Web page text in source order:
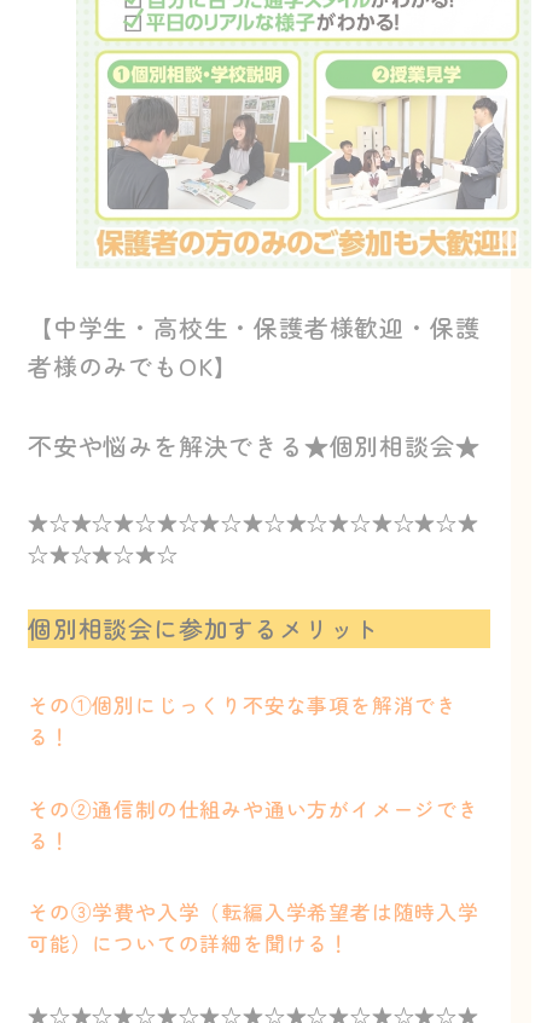
【中学生・高校生・保護者様歓迎・保護
者様のみでもOK】
不安や悩みを解決できる★個別相談会★
★☆★☆★☆★☆★☆★☆★☆★☆★☆★☆★
☆★☆★☆★☆
個別相談会に参加するメリット
その①個別にじっくり不安な事項を解消でき
る！
その②通信制の仕組みや通い方がイメージでき
る！
その③学費や入学（転編入学希望者は随時入学
可能）についての詳細を聞ける！
★☆★☆★☆★☆★☆★☆★☆★☆★☆★☆★